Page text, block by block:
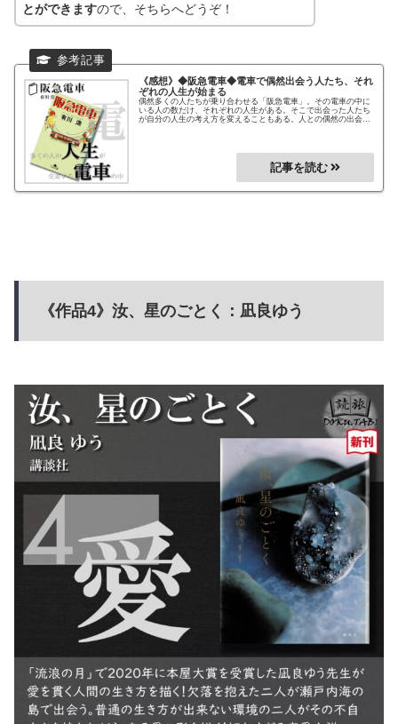
とができますので、そちらへどうぞ！
《感想》◆阪急電車◆電車で偶然出会う人たち、それ
ぞれの人生が始まる
偶然多くの人たちが乗り合わせる「阪急電車」。その電車の中に
いる人の数だけ、それぞれの人生がある。そこで出会った人たち
が自分の人生の考え方を変えることもある。人との偶然の出会い
《作品4》汝、星のごとく：凪良ゆう